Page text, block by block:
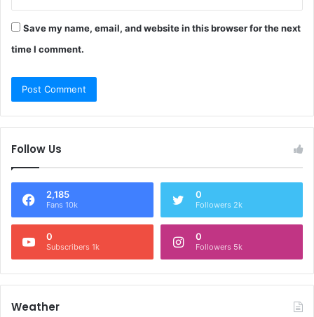
Save my name, email, and website in this browser for the next
time I comment.
Follow Us
2,185
Fans 10k
0
Followers 2k
0
Subscribers 1k
0
Followers 5k
Weather